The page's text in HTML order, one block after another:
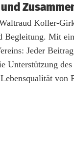
Koller-
Begleitung. Mit
Jeder
Unterstützung
von